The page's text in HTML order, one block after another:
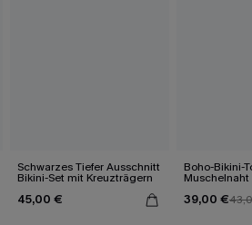
Schwarzes Tiefer Ausschnitt
Bikini-Set mit Kreuzträgern
45,00 €
Boho-Bikini-
Muschelnaht
39,00 €